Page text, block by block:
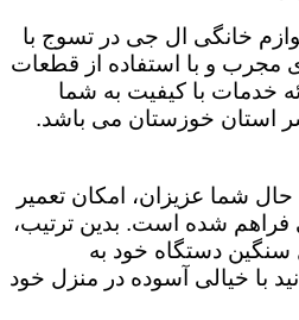
خانگی ال جی در تسوج با
مجرب و با استفاده از قطعات
خدمات با کیفیت به شما
استان خوزستان می باشد.
شما عزیزان، امکان تعمیر
فراهم شده است. بدین ترتیب،
سنگین دستگاه خود به
با خیالی آسوده در منزل خود